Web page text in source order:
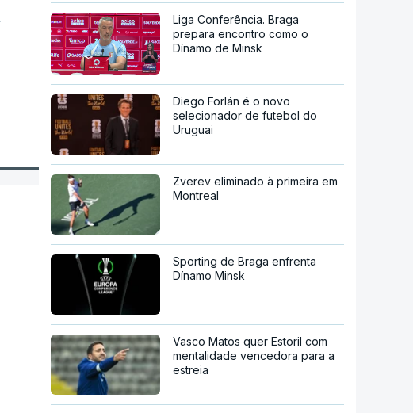
Liga Conferência. Braga
prepara encontro como o
Dínamo de Minsk
Diego Forlán é o novo
selecionador de futebol do
Uruguai
Zverev eliminado à primeira em
Montreal
Sporting de Braga enfrenta
Dínamo Minsk
Vasco Matos quer Estoril com
mentalidade vencedora para a
estreia